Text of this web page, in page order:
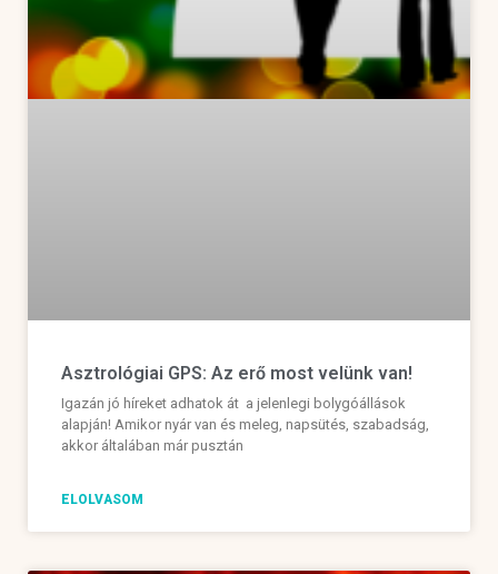
Asztrológiai GPS: Az erő most velünk van!
Igazán jó híreket adhatok át a jelenlegi bolygóállások
alapján! Amikor nyár van és meleg, napsütés, szabadság,
akkor általában már pusztán
ELOLVASOM